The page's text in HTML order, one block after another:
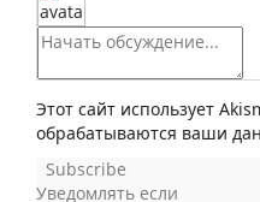
Этот сайт использует
обрабатываются ваши
Subscribe
Уведомлять если